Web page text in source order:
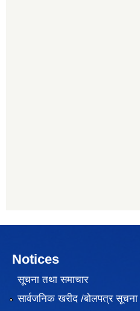
Notices
सूचना तथा समाचार
सार्वजनिक खरीद /बोलपत्र सूचना